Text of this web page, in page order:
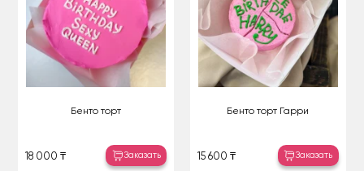
Бенто торт
18 000 ₸ Заказать
Бенто торт Гарри
15 600 ₸ Заказать